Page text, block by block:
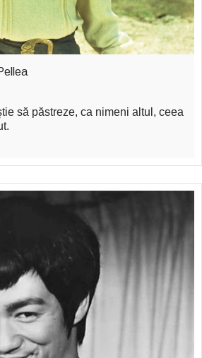
să păstreze, ca nimeni altul, ceea